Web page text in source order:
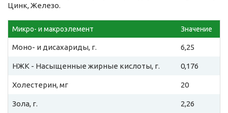
Цинк, Железо.
Микро- и макроэлемент Значение
Моно- и дисахариды, г. 6,25
НЖК - Насыщенные жирные кислоты, г. 0,176
Холестерин, мг 20
Зола, г. 2,26